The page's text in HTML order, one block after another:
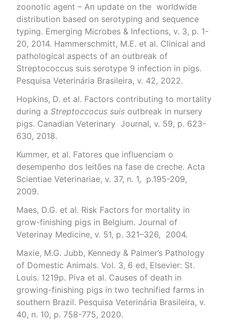
zoonotic agent – An update on the worldwide
distribution based on serotyping and sequence
typing. Emerging Microbes & Infections, v. 3, p. 1-
20, 2014. Hammerschmitt, M.E. et al. Clinical and
pathological aspects of an outbreak of
Streptococcus suis serotype 9 infection in pigs.
Pesquisa Veterinária Brasileira, v. 42, 2022.
Hopkins, D. et al. Factors contributing to mortality
during a Streptoccocus suis outbreak in nursery
pigs. Canadian Veterinary Journal, v. 59, p. 623-
630, 2018.
Kummer, et al. Fatores que influenciam o
desempenho dos leitões na fase de creche. Acta
Scientiae Veterinariae, v. 37, n. 1, p.195-209,
2009.
Maes, D.G. et al. Risk Factors for mortality in
grow-finishing pigs in Belgium. Journal of
Veterinay Medicine, v. 51, p. 321–326, 2004.
Maxie, M.G. Jubb, Kennedy & Palmer’s Pathology
of Domestic Animals. Vol. 3, 6 ed, Elsevier: St.
Louis. 1219p. Piva et al. Causes of death in
growing-finishing pigs in two technified farms in
southern Brazil. Pesquisa Veterinária Brasileira, v.
40, n. 10, p. 758-775, 2020.